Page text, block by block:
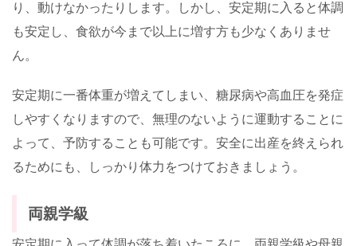
り、動けなかったりします。しかし、安定期に入ると体調
も安定し、食欲が今まで以上に増す方も少なくありませ
ん。
安定期に一番体重が増えてしまい、糖尿病や高血圧を発症
しやすくなりますので、無理のないように運動することに
よって、予防することも可能です。安全に出産を終えられ
るためにも、しっかり体力をつけておきましょう。
両親学級